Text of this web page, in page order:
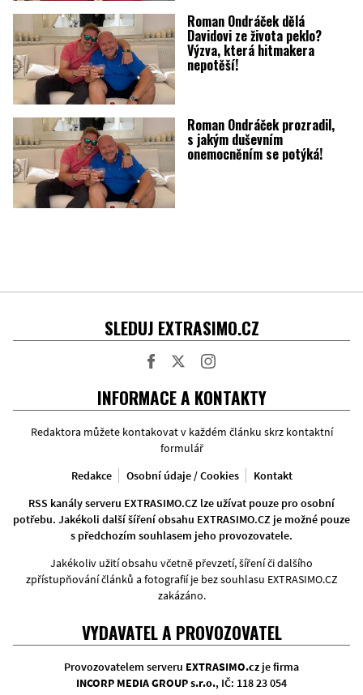
Roman Ondráček dělá
Davidovi ze života peklo?
Výzva, která hitmakera
nepotěší!
Roman Ondráček prozradil,
s jakým duševním
onemocněním se potýká!
SLEDUJ EXTRASIMO.CZ
INFORMACE A KONTAKTY
Redaktora můžete kontakovat v každém článku skrz kontaktní
formulář
Redakce
Osobní údaje / Cookies
Kontakt
RSS kanály serveru EXTRASIMO.CZ lze užívat pouze pro osobní
potřebu. Jakékoli další šíření obsahu EXTRASIMO.CZ je možné pouze
s předchozím souhlasem jeho provozovatele.
Jakékoliv užití obsahu včetně převzetí, šíření či dalšího
zpřístupňování článků a fotografií je bez souhlasu EXTRASIMO.CZ
zakázáno.
VYDAVATEL A PROVOZOVATEL
Provozovatelem serveru EXTRASIMO.czje firma
INCORP MEDIA GROUP s.r.o., IČ: 118 23 054